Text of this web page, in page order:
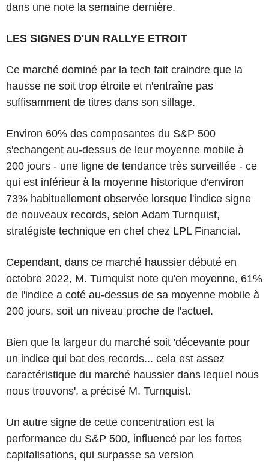
dans une note la semaine dernière.
LES SIGNES D'UN RALLYE ETROIT
Ce marché dominé par la tech fait craindre que la
hausse ne soit trop étroite et n'entraîne pas
suffisamment de titres dans son sillage.
Environ 60% des composantes du S&P 500
s'echangent au-dessus de leur moyenne mobile à
200 jours - une ligne de tendance très surveillée - ce
qui est inférieur à la moyenne historique d'environ
73% habituellement observée lorsque l'indice signe
de nouveaux records, selon Adam Turnquist,
stratégiste technique en chef chez LPL Financial.
Cependant, dans ce marché haussier débuté en
octobre 2022, M. Turnquist note qu'en moyenne, 61%
de l'indice a coté au-dessus de sa moyenne mobile à
200 jours, soit un niveau proche de l'actuel.
Bien que la largeur du marché soit 'décevante pour
un indice qui bat des records... cela est assez
caractéristique du marché haussier dans lequel nous
nous trouvons', a précisé M. Turnquist.
Un autre signe de cette concentration est la
performance du S&P 500, influencé par les fortes
capitalisations, qui surpasse sa version